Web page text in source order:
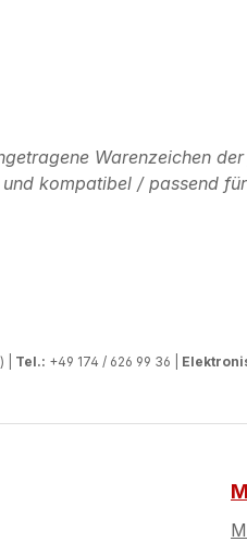
Warenzeichen
kompatibel / passend
| Tel.: +49 174 / 626 99 36 |